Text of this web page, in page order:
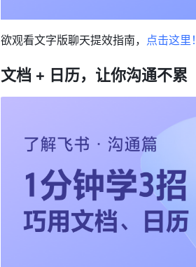
欲观看文字版聊天提效指南， 点击这里！
文档 + 日历，让你沟通不累